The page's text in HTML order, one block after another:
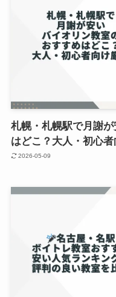
札幌・札幌駅で月謝
はどこ？大人・初心
2026-05-09